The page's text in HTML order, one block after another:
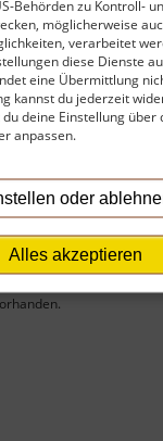
Behörden zu Kontroll-
möglicherweise
verarbeitet
diese Dienste
eine Übermittlung
kannst du jederzeit
deine Einstellung über
anpassen.
oder
Alles akzeptieren
Projekt zu
Einstellungen